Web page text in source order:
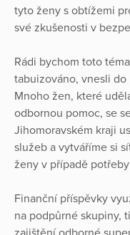
tyto ženy s obtížemi
své zkušenosti v
Rádi bychom toto
tabuizováno, vnesli
Mnoho žen, které
odbornou pomoc, se
Jihomoravském kraji
služeb a vytváříme si
ženy v případě
Finanční příspěvky
na podpůrné skupiny,